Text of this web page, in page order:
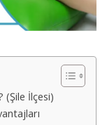
(Şile İlçesi)